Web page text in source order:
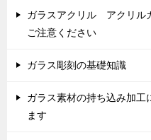
ガラスアクリル アクリ
ご注意ください
ガラス彫刻の基礎知識
ガラス素材の持ち込み加
ます